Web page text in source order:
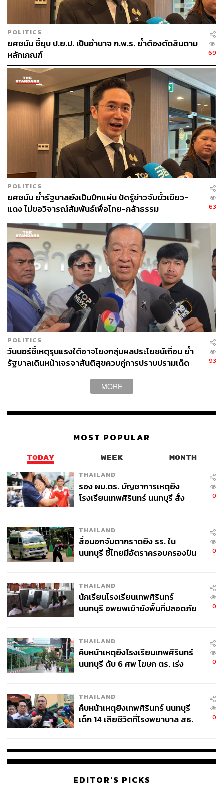
POLITICS
ยศชนัน ชี้ยุบ ป.ย.ป. เป็นอำนาจ ก.พ.ร. ย้ำต้องตัดสินตาม
หลักเกณฑ์
69
POLITICS
ยศชนัน ย้ำรัฐบาลยังเป็นปึกแผ่น ปัดรู้ข่าวจับขั้วเขียว-
แดง ไม่ขอวิจารณ์สัมพันธ์เพื่อไทย-กล้าธรรม
63
POLITICS
วันนอร์ชี้เหตุรุนแรงใต้อาจโยงกลุ่มผลประโยชน์เถื่อน ย้ำ
รัฐบาลเดินหน้าเจรจาสันติสุขควบคู่การปราบปรามเด็ด
93
MORE
MOST POPULAR
TODAY WEEK MONTH
THAILAND
รอง ผบ.ตร. บัญชาการเหตุยิง
โรงเรียนเทพศิรินทร์ นนทบุรี สั่ง
0
THAILAND
สื่อนอกจับตากราดยิง รร. ใน
นนทบุรี ชี้ไทยมีอัตราครอบครองปืน
0
THAILAND
นักเรียนโรงเรียนเทพศิรินทร์
นนทบุรี อพยพเข้ายังพื้นที่ปลอดภัย
0
THAILAND
คืบหน้าเหตุยิงโรงเรียนเทพศิรินทร์
นนทบุรี ดับ 6 ศพ โฆษก ตร. เร่ง
0
THAILAND
คืบหน้าเหตุยิงเทพศิรินทร์ นนทบุรี
เด็ก 14 เสียชีวิตที่โรงพยาบาล สธ.
0
EDITOR'S PICKS